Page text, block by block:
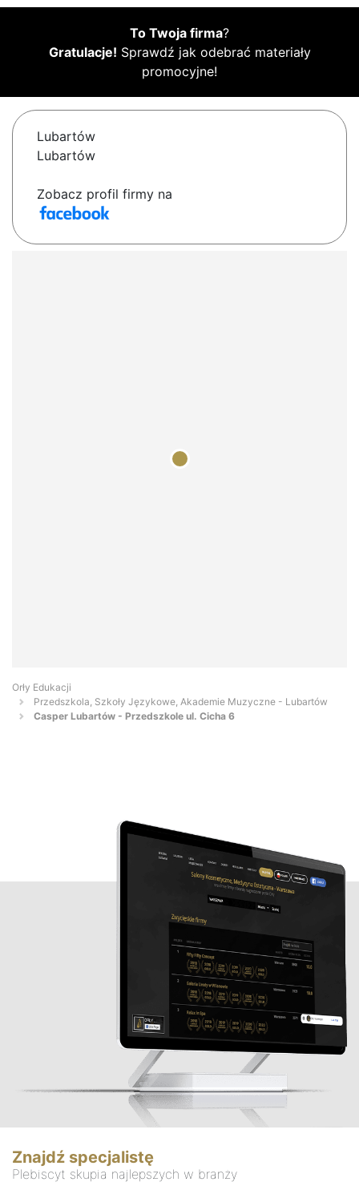
To Twoja firma?
Gratulacje! Sprawdź jak odebrać materiały
promocyjne!
Lubartów
Lubartów
Zobacz profil firmy na
Orły Edukacji
Przedszkola, Szkoły Językowe, Akademie Muzyczne - Lubartów
Casper Lubartów - Przedszkole ul. Cicha 6
Znajdź specjalistę
Plebiscyt skupia najlepszych w branży